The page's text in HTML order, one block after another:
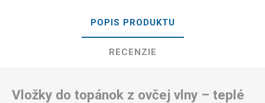
POPIS PRODUKTU
RECENZIE
Vložky do topánok z ovčej vlny – teplé